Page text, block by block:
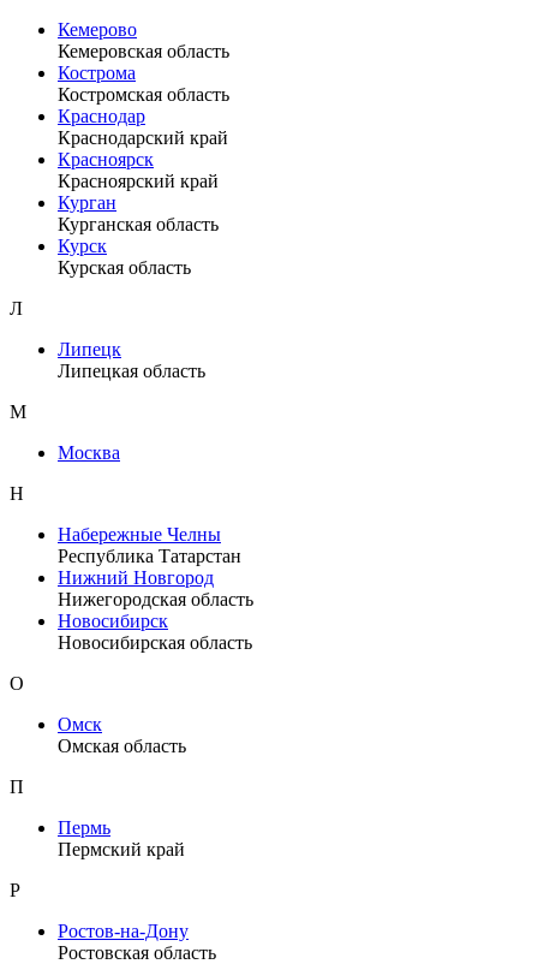
Кемерово
Кемеровская область
Кострома
Костромская область
Краснодар
Краснодарский край
Красноярск
Красноярский край
Курган
Курганская область
Курск
Курская область
Л
Липецк
Липецкая область
М
Москва
Н
Набережные Челны
Республика Татарстан
Нижний Новгород
Нижегородская область
Новосибирск
Новосибирская область
О
Омск
Омская область
П
Пермь
Пермский край
Р
Ростов-на-Дону
Ростовская область